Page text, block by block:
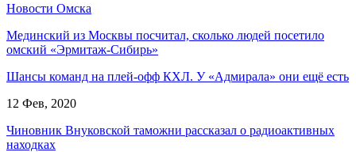
Новости Омска
Мединский из Москвы посчитал, сколько людей посетило
омский «Эрмитаж-Сибирь»
Шансы команд на плей-офф КХЛ. У «Адмирала» они ещё есть
12 Фев, 2020
Чиновник Внуковской таможни рассказал о радиоактивных
находках